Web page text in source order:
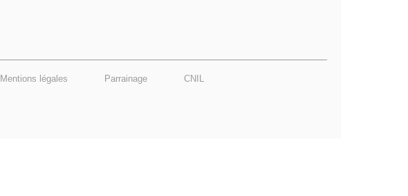
Mentions légales Parrainage CNIL